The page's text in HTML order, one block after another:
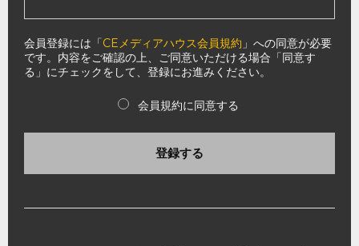
会員登録には「CEメディアハウス会員規約 」への同意が必要
です。内容をご確認の上、ご同意いただける場合「同意す
る」にチェックをして、登録にお進みください。
会員規約に同意する
登録する